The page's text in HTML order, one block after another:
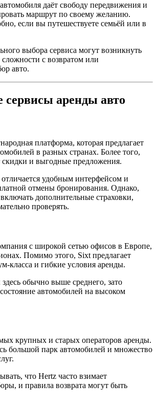
даёт свободу передвижения и
маршрут по своему желанию.
если вы путешествуете семьёй или в
выбора сервиса могут возникнуть
с возвратом или
авто.
аренды авто
платформа, которая предлагает
в разных странах. Более того,
скидки и выгодные предложения.
удобным интерфейсом и
отмены бронирования. Однако,
дополнительные страховки,
проверять.
с широкой сетью офисов в Европе,
Помимо этого, Sixt предлагает
класса и гибкие условия аренды.
обычно выше среднего, зато
автомобилей на высоком
крупных и старых операторов аренды.
большой парк автомобилей и множество
что Hertz часто взимает
и правила возврата могут быть